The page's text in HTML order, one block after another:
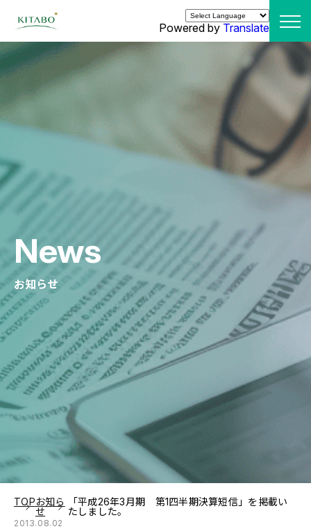
Powered by Translate
News
お知らせ
TOPお知ら
せ
「平成26年3月期 第1四半期決算短信」を掲載い
たしました。
2013.08.02